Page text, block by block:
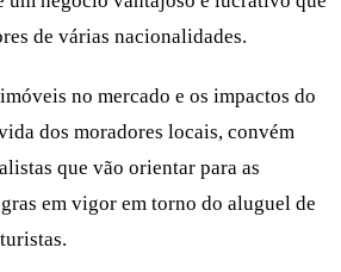
de várias nacionalidades.
no mercado e os impactos do
dos moradores locais, convém
que vão orientar para as
em vigor em torno do aluguel de